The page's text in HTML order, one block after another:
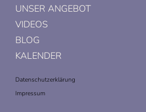
UNSER ANGEBOT
VIDEOS
BLOG
KALENDER
Datenschutzerklärung
Impressum